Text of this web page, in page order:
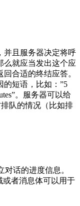
并且服务器决定将呼
么就应当发出这个应
合适的终结应答。
的短语，比如：”5
。服务器可以给
队的情况（比如排
对话的进度信息。
或者消息体可以用于